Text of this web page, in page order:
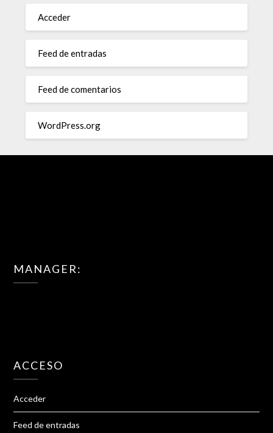
Acceder
Feed de entradas
Feed de comentarios
WordPress.org
MANAGER:
ACCESO
Acceder
Feed de entradas